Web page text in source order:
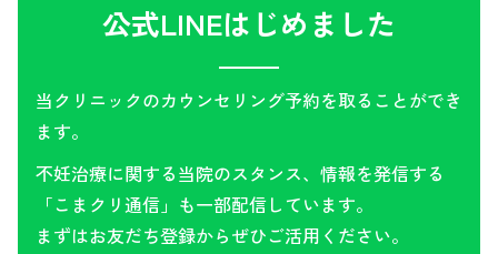
公式LINEはじめました
当クリニックのカウンセリング予約を取ることができ
ます。
不妊治療に関する当院のスタンス、情報を発信する
「こまクリ通信」も一部配信しています。
まずはお友だち登録からぜひご活用ください。